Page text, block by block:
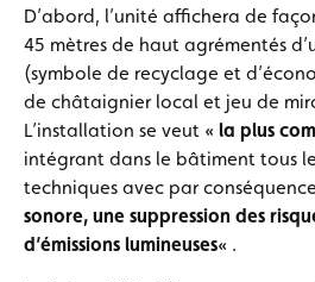
D’abord, l’unité affichera de
45 mètres de haut agrémentés
(symbole de recyclage et
de châtaignier local et jeu de
L’installation se veut « la plus
intégrant dans le bâtiment tous
techniques avec par conséquence
sonore, une suppression des
d’émissions lumineuses« .